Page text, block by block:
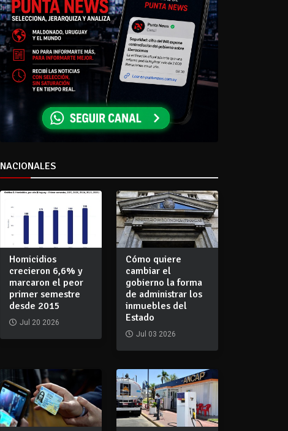
NACIONALES
Homicidios
crecieron 6,6% y
marcaron el peor
primer semestre
desde 2015
Jul 20 2026
Cómo quiere
cambiar el
gobierno la forma
de administrar los
inmuebles del
Estado
Jul 03 2026